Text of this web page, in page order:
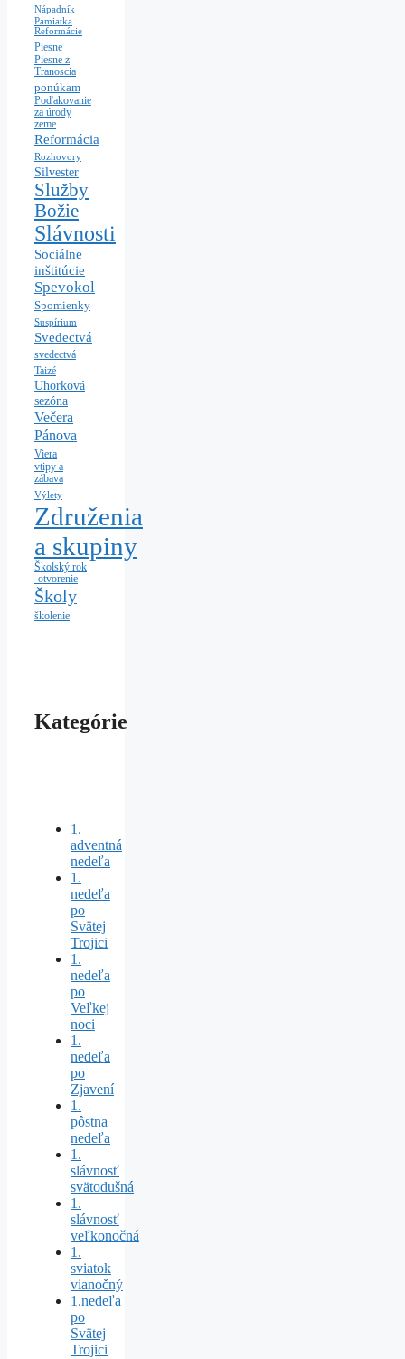
Nápadník
Pamiatka
Reformácie
Piesne
Piesne z
Tranoscia
ponúkam
Poďakovanie
za úrody
zeme
Reformácia
Rozhovory
Silvester
Služby
Božie
Slávnosti
Sociálne
inštitúcie
Spevokol
Spomienky
Suspírium
Svedectvá
svedectvá
Taizé
Uhorková
sezóna
Večera
Pánova
Viera
vtipy a
zábava
Výlety
Združenia
a skupiny
Školský rok
-otvorenie
Školy
školenie
Kategórie
1.
adventná
nedeľa
1.
nedeľa
po
Svätej
Trojici
1.
nedeľa
po
Veľkej
noci
1.
nedeľa
po
Zjavení
1.
pôstna
nedeľa
1.
slávnosť
svätodušná
1.
slávnosť
veľkonočná
1.
sviatok
vianočný
1.nedeľa
po
Svätej
Trojici